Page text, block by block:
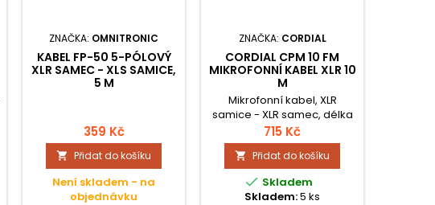
ZNAČKA: OMNITRONIC
KABEL FP-50 5-PÓLOVÝ
XLR SAMEC - XLS SAMICE,
5 M
359 Kč
 Přidat do košíku
Není skladem - na
objednávku
ZNAČKA: CORDIAL
CORDIAL CPM 10 FM
MIKROFONNÍ KABEL XLR 10
M
Mikrofonní kabel, XLR
samice - XLR samec, délka
10 metrů, originální
konektory Neutrik, kabel
CMK 222 s průřezem 2x 0.22
m2, pásek na suchý zip.
715 Kč
 Přidat do košíku
 Skladem
Skladem:5 ks